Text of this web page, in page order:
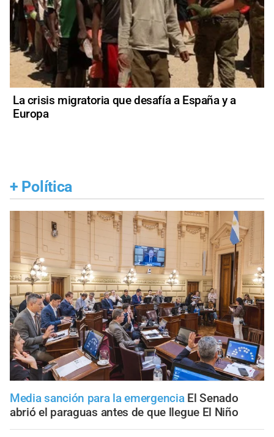
La crisis migratoria que desafía a España y a
Europa
+ Política
Media sanción para la emergencia El Senado
abrió el paraguas antes de que llegue El Niño